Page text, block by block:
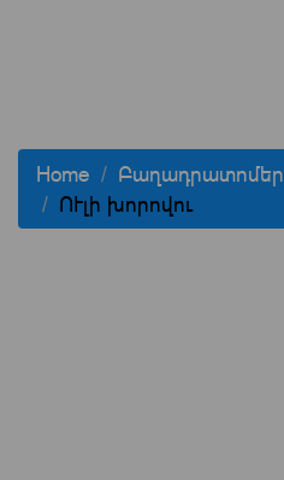
Home Բաղադրատոմեր
ՈՒլի խորովու